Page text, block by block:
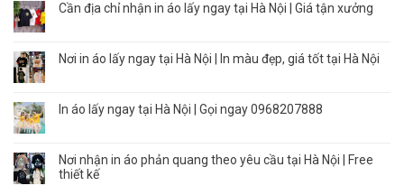
Cần địa chỉ nhận in áo lấy ngay tại Hà Nội | Giá tận xưởng
Nơi in áo lấy ngay tại Hà Nội | In màu đẹp, giá tốt tại Hà Nội
In áo lấy ngay tại Hà Nội | Gọi ngay 0968207888
Nơi nhận in áo phản quang theo yêu cầu tại Hà Nội | Free
thiết kế